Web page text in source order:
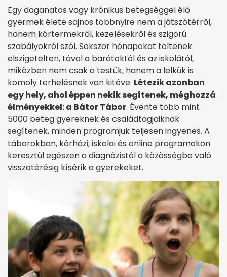
Egy daganatos vagy krónikus betegséggel élő
gyermek élete sajnos többnyire nem a játszótérről,
hanem kórtermekről, kezelésekről és szigorú
szabályokról szól. Sokszor hónapokat töltenek
elszigetelten, távol a barátoktól és az iskolától,
miközben nem csak a testük, hanem a lelkük is
komoly terhelésnek van kitéve. Létezik azonban
egy hely, ahol éppen nekik segítenek, méghozzá
élményekkel: a Bátor Tábor. Évente több mint
5000 beteg gyereknek és családtagjaiknak
segítenek, minden programjuk teljesen ingyenes. A
táborokban, kórházi, iskolai és online programokon
keresztül egészen a diagnózistól a közösségbe való
visszatérésig kísérik a gyerekeket.